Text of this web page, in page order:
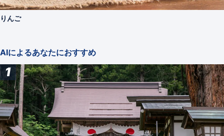
りんご
AIによるあなたにおすすめ
1